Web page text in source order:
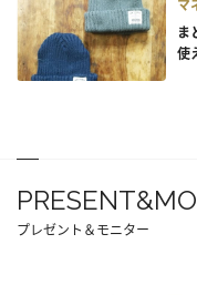
マ
ま
使
プレゼント＆モニター